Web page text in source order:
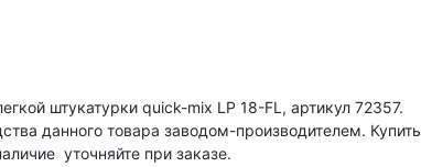
штукатурки quick-mix LP 18-FL, артикул 72357.
данного товара заводом-производителем. Купить
уточняйте при заказе.